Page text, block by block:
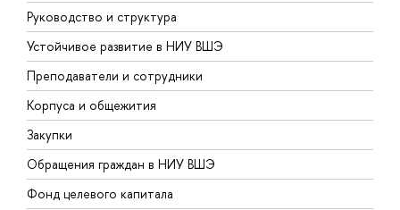
Руководство и структура
Устойчивое развитие в НИУ ВШЭ
Преподаватели и сотрудники
Корпуса и общежития
Закупки
Обращения граждан в НИУ ВШЭ
Фонд целевого капитала